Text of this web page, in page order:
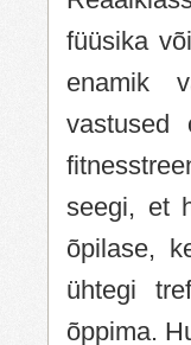
füüsika
enamik
vastused
seegi, et
õpilase,
ühtegi
õppima.